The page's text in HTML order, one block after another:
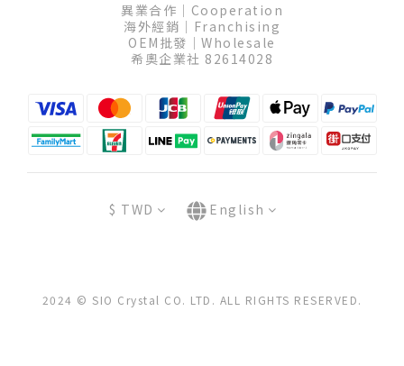
異業合作│Cooperation
海外經銷│Franchising
OEM批發│Wholesale
希奧企業社 82614028
$ TWD English
2024 © SIO Crystal CO. LTD. ALL RIGHTS RESERVED.